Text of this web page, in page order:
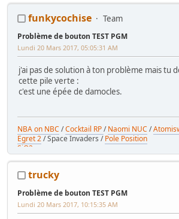
funkycochise Team
Problème de bouton TEST PGM
Lundi 20 Mars 2017, 05:05:31 AM
j'ai pas de solution à ton problème mais tu
cette pile verte :
c'est une épée de damocles.
NBA on NBC /Cocktail RP/Naomi NUC /
Egret 2/ Space Invaders /Pole Position
SiO2
trucky
Problème de bouton TEST PGM
Lundi 20 Mars 2017, 10:15:35 AM